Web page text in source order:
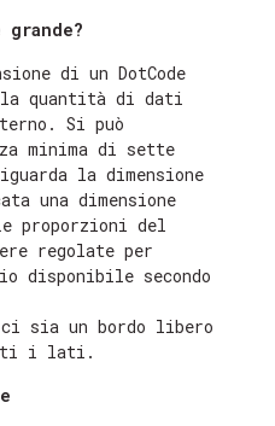
grande?
di un DotCode
quantità di dati
Si può
minima di sette
la dimensione
una dimensione
proporzioni del
regolate per
disponibile secondo
ci sia un bordo libero
i lati.